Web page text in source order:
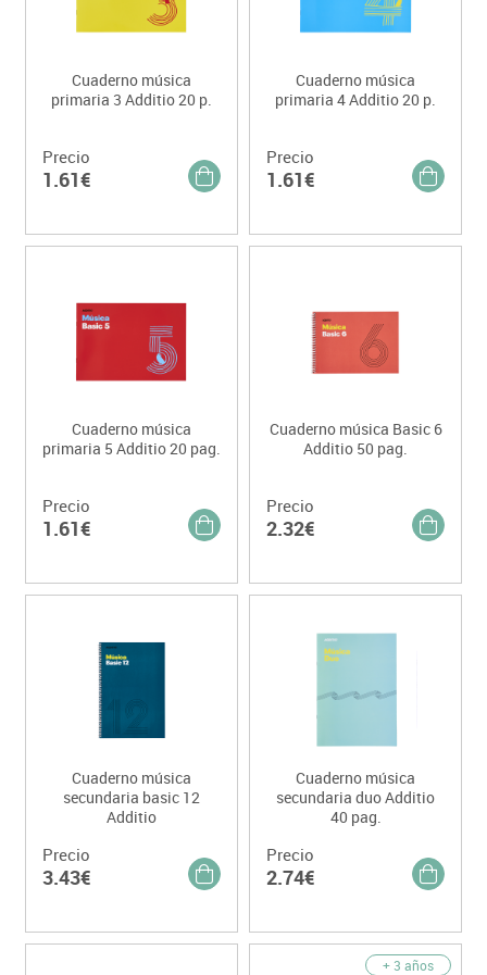
Cuaderno música
primaria 3 Additio 20 p.
Precio
1.61€
Cuaderno música
primaria 4 Additio 20 p.
Precio
1.61€
Cuaderno música
primaria 5 Additio 20 pag.
Precio
1.61€
Cuaderno música Basic 6
Additio 50 pag.
Precio
2.32€
Cuaderno música
secundaria basic 12
Additio
Precio
3.43€
Cuaderno música
secundaria duo Additio
40 pag.
Precio
2.74€
+ 3 años